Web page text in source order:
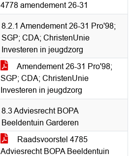
4778 amendement 26-31
8.2.1 Amendement 26-31 Pro'98;
SGP; CDA; ChristenUnie
Investeren in jeugdzorg
Amendement 26-31 Pro'98;
SGP; CDA; ChristenUnie
Investeren in jeugdzorg
8.3 Adviesrecht BOPA
Beeldentuin Garderen
Raadsvoorstel 4785
Adviesrecht BOPA Beeldentuin